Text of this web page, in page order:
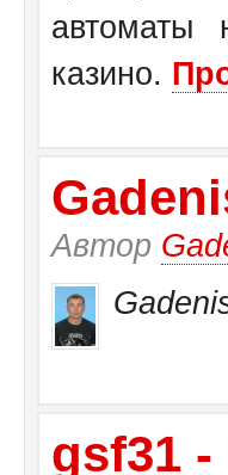
автоматы
казино.
Автор
gsf31